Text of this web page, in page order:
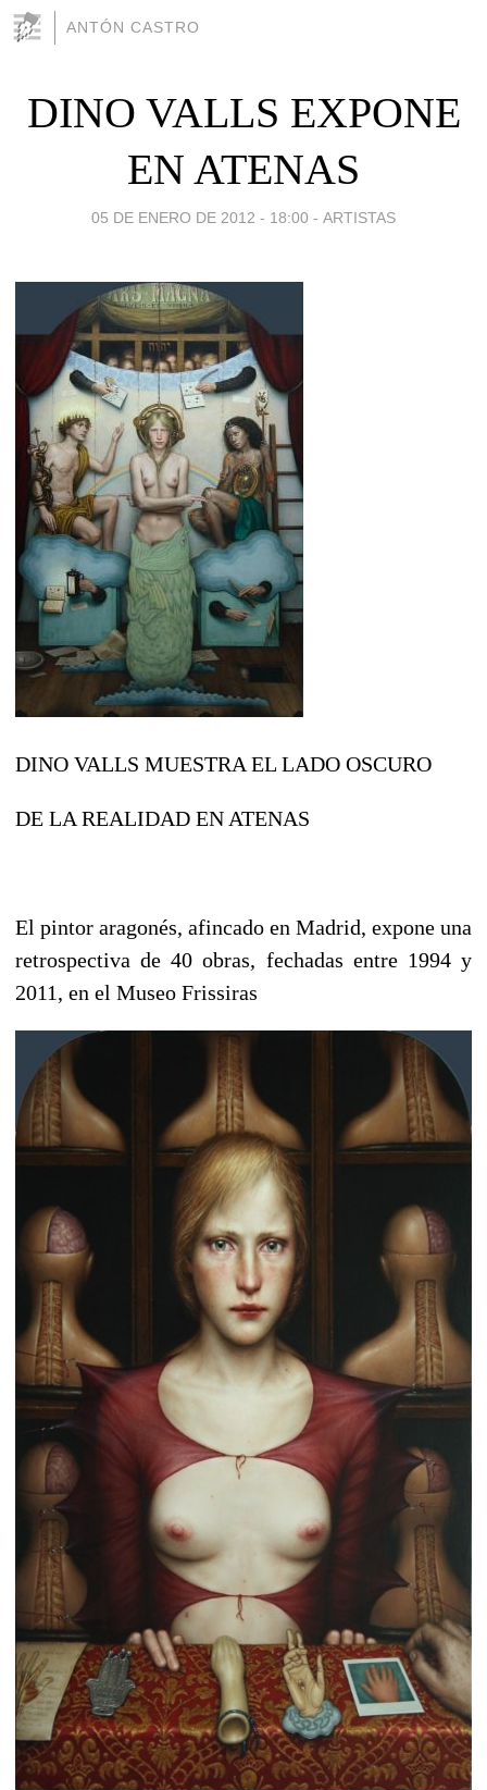
ANTÓN CASTRO
DINO VALLS EXPONE
EN ATENAS
05 DE ENERO DE 2012 - 18:00 - ARTISTAS
DINO VALLS MUESTRA EL LADO OSCURO
DE LA REALIDAD EN ATENAS
El pintor aragonés, afincado en Madrid, expone una
retrospectiva de 40 obras, fechadas entre 1994 y
2011, en el Museo Frissiras